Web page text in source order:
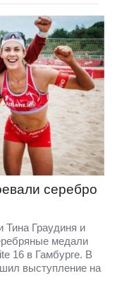
серебро
Тина Граудиня и
медали
16 в Гамбурге. В
выступление на